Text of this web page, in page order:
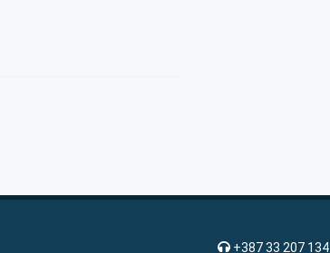
+387 33 207 134